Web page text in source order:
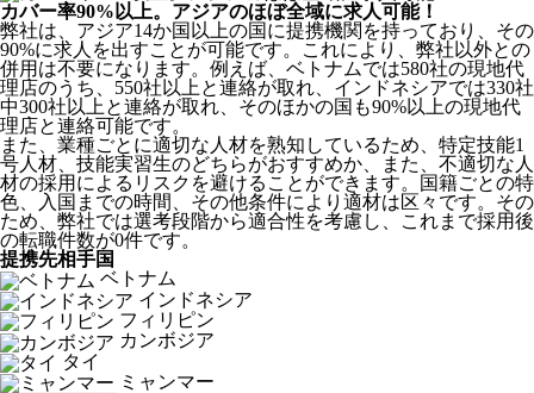
カバー率90%以上。アジアのほぼ全域に求人可能！
弊社は、 アジア14か国以上の国に提携機関を持っており、その
90%に求人を出すことが可能です。これにより、弊社以外との
併用は不要になります。例えば、ベトナムでは580社の現地代
理店のうち、550社以上と連絡が取れ、インドネシアでは330社
中300社以上と連絡が取れ、そのほかの国も90%以上の現地代
理店と連絡可能です。
また、業種ごとに適切な人材を熟知しているため、特定技能1
号人材、技能実習生のどちらがおすすめか、また、不適切な人
材の採用によるリスクを避けることができます。国籍ごとの特
色、入国までの時間、その他条件により適材は区々です。その
ため、弊社では選考段階から適合性を考慮し、これまで採用後
の転職件数が0件です。
提携先相手国
ベトナム
インドネシア
フィリピン
カンボジア
タイ
ミャンマー